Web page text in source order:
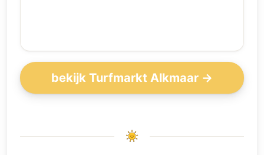
bekijk Turfmarkt Alkmaar →